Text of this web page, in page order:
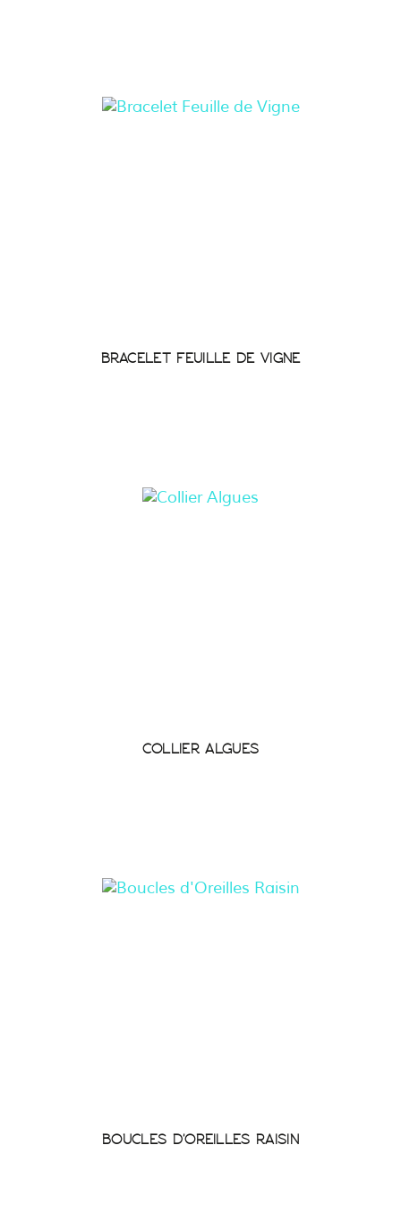
BRACELET FEUILLE DE VIGNE
COLLIER ALGUES
BOUCLES D'OREILLES RAISIN